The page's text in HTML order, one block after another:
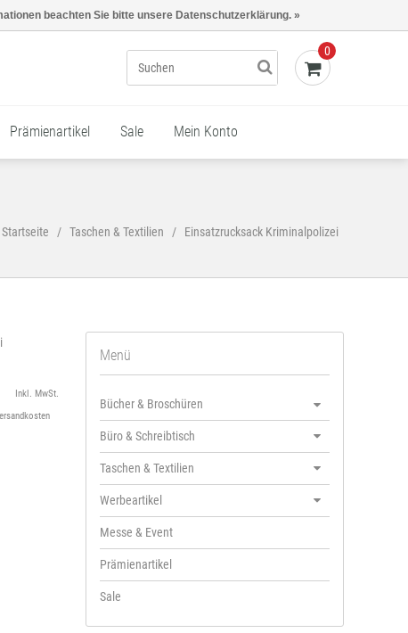
Kasse - €0,00 Mein Konto
0
Prämienartikel Sale Mein Konto
Startseite / Taschen & Textilien / Einsatzrucksack Kriminalpolizei
Inkl. MwSt.
Menü
Bücher & Broschüren
Büro & Schreibtisch
Taschen & Textilien
Werbeartikel
Messe & Event
Prämienartikel
Sale
beachten Sie bitte unsere Datenschutzerklärung. »